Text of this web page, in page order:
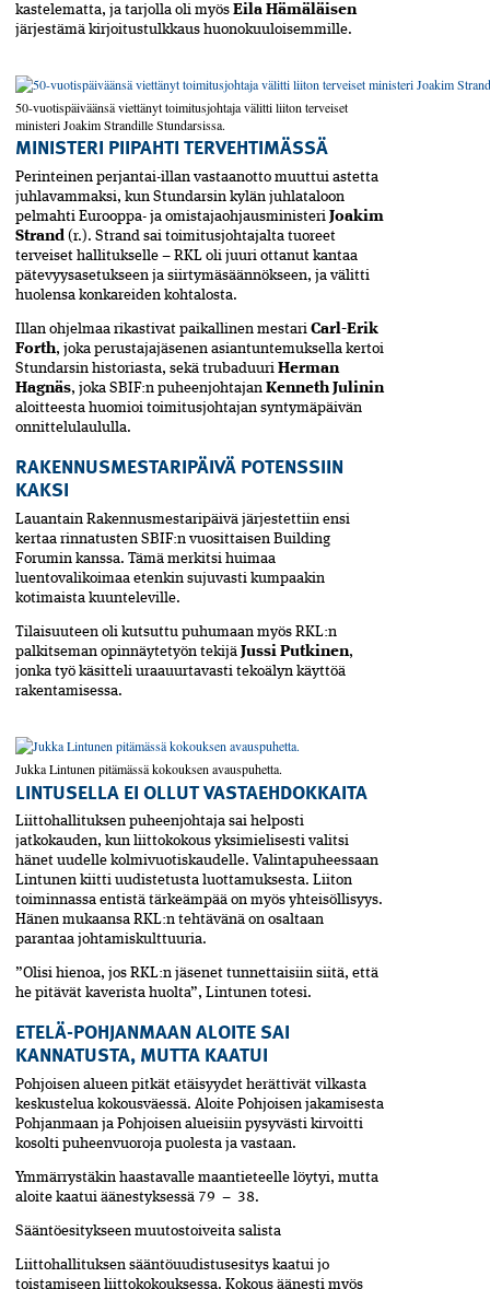
kastelematta, ja tarjolla oli myös Eila Hämäläisen
järjes­tämä kirjoitustulkkaus huono­kuuloisemmille.
50-vuotispäiväänsä viettänyt toimitusjohtaja välitti liiton terveiset
ministeri Joakim Strandille Stundarsissa.
MINISTERI PIIPAHTI TERVEHTIMÄSSÄ
Perinteinen perjantai-illan vastaanotto muuttui astetta
juhlavammaksi, kun Stundarsin kylän juhlataloon
pelmahti Eurooppa- ja omistajaohjausministeri Joakim
Strand (r.). Strand sai toimitusjohtajalta tuoreet
terveiset hallitukselle – RKL oli juuri ottanut kantaa
pätevyysasetukseen ja siirtymäsäännökseen, ja välitti
huolensa konkareiden kohtalosta.
Illan ohjelmaa rikastivat paikallinen mestari Carl-Erik
Forth, joka perustajajäsenen asiantuntemuksella kertoi
Stundarsin historiasta, sekä trubaduuri Herman
Hagnäs, joka SBIF:n puheen­johtajan Kenneth Julinin
aloitteesta huomioi toimitusjohtajan syntymäpäivän
onnittelulaululla.
RAKENNUSMESTARIPÄIVÄ POTENSSIIN
KAKSI
Lauantain Rakennusmestaripäivä järjestettiin ensi
kertaa rinnatusten SBIF:n vuosittaisen Building
Forumin kanssa. Tämä merkitsi­ huimaa
luentovalikoimaa etenkin sujuvasti kumpaakin
kotimaista kuunteleville.
Tilaisuuteen oli kutsuttu puhu­maan myös RKL:n
palkitseman opinnäytetyön tekijä Jussi Putkinen,
jonka työ käsitteli uraauurtavasti teko­älyn käyttöä
rakentamisessa.
Jukka Lintunen pitämässä kokouksen avauspuhetta.
LINTUSELLA EI OLLUT VASTA­EHDOKKAITA
Liittohallituksen puheenjohtaja sai helposti
jatkokauden, kun liittokokous yksimielisesti valitsi
hänet uudelle kolmivuotiskaudelle. Valintapuheessaan
Lintunen kiitti uudistetusta luottamuksesta. Liiton
toiminnassa entistä tärkeämpää on myös yhteisöllisyys.
Hänen mukaansa RKL:n tehtävänä on osaltaan
parantaa johtamiskulttuuria.
”Olisi hienoa, jos RKL:n jäsenet tunnettaisiin siitä, että
he pitävät kaverista huolta”, Lintunen totesi.
ETELÄ-POHJANMAAN ALOITE SAI
KANNATUSTA, MUTTA KAATUI
Pohjoisen alueen pitkät etäisyydet herättivät vilkasta
keskustelua kokousväessä. Aloite Pohjoisen jakamisesta
Pohjanmaan ja Pohjoisen alueisiin pysyvästi kirvoitti
kosolti puheenvuoroja puolesta ja vastaan.
Ymmärrystäkin haastavalle maantieteelle löytyi, mutta
aloite kaatui äänestyksessä 79 – 38.
Sääntöesitykseen muutostoiveita salista
Liittohallituksen sääntöuudistusesitys kaatui jo
toistamiseen liittokokouksessa. Kokous äänesti myös